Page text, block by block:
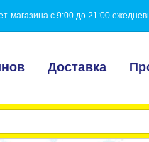
магазина с 9:00 до 21:00
Доставка